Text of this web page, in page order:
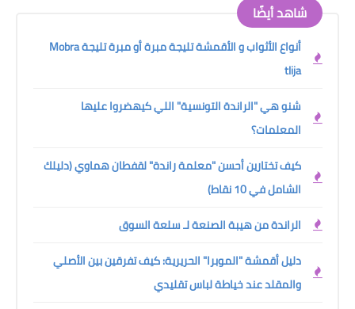
شاهد أيضًا
أنواع الأثواب و الأقمشة تليجة مبرة أو مبرة تليجة Mobra
tlija
شنو هي "الراندة التونسية" اللي كيهضروا عليها
المعلمات؟
كيف تختارين أحسن "معلمة راندة" لقفطان هماوي (دليلك
الشامل في 10 نقاط)
الراندة من هيبة الصنعة لـ سلعة السوق
دليل أقمشة "الموبرا" الحريرية: كيف تفرقين بين الأصلي
والمقلد عند خياطة لباس تقليدي